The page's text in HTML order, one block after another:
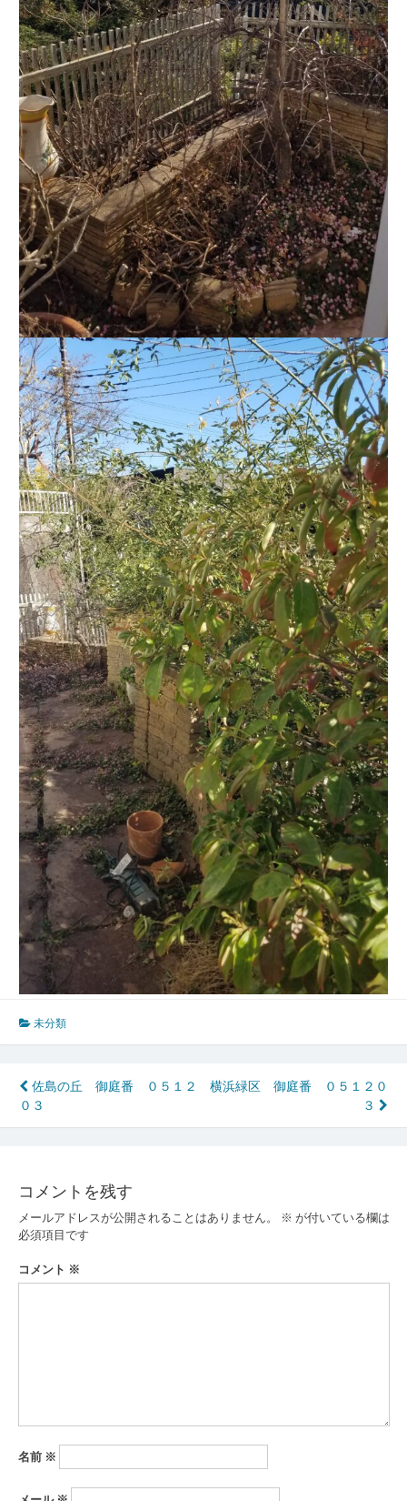
未分類
投
稿
ビ
ゲ
ー
シ
佐島の丘 御庭番 ０５１２
０３
横浜緑区 御庭番 ０５１２０
３
コメントを残す
メールアドレスが公開されることはありません。 ※ が付いている欄は
必須項目です
コメント ※
名前 ※